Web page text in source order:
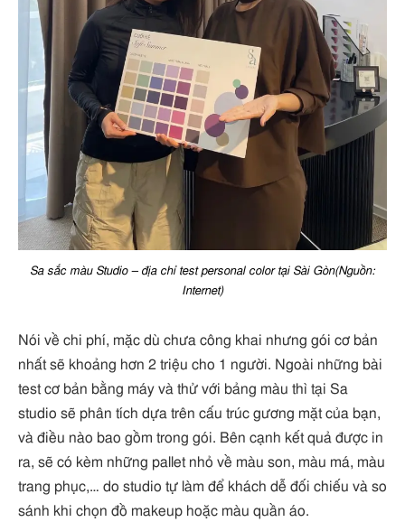
Sa sắc màu Studio – địa chỉ test personal color tại Sài Gòn(Nguồn:
Internet)
Nói về chi phí, mặc dù chưa công khai nhưng gói cơ bản
nhất sẽ khoảng hơn 2 triệu cho 1 người. Ngoài những bài
test cơ bản bằng máy và thử với bảng màu thì tại Sa
studio sẽ phân tích dựa trên cấu trúc gương mặt của bạn,
và điều nào bao gồm trong gói. Bên cạnh kết quả được in
ra, sẽ có kèm những pallet nhỏ về màu son, màu má, màu
trang phục,… do studio tự làm để khách dễ đối chiếu và so
sánh khi chọn đồ makeup hoặc màu quần áo.